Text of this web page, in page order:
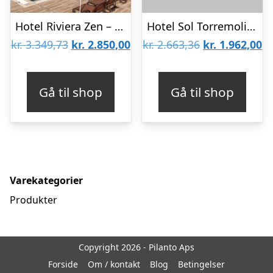
Hotel Riviera Zen – Voksenhotel
kr.3.349,73 Den
kr. 3.349,73.
kr. 2.850,00Den
kr. 2.850,00.
Gå til shop
Hotel Sol Torremolinos Don Pablo
kr.2.663,36 Den
kr. 2.663,36.
kr. 1.962,00
Gå til shop
Varekategorier
Produkter
Copyright 2026 - Pilanto Aps
Forside
Om / kontakt Blog Betingelser